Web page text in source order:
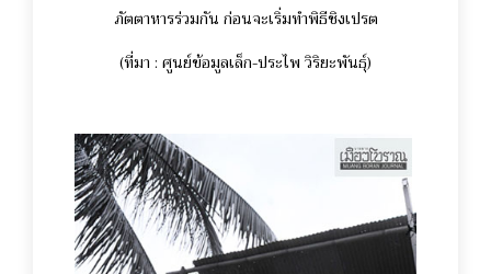
ภัตตาหารร่วมกัน ก่อนจะเริ่มทำพิธีชิงเปรต
(ที่มา : ศูนย์ข้อมูลเล็ก-ประไพ วิริยะพันธุ์)